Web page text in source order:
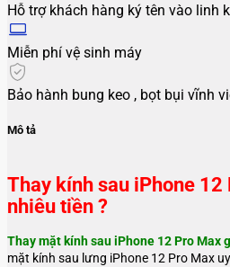
Hỗ trợ khách hàng ký tên vào linh
Miễn phí vệ sinh máy
Bảo hành bung keo , bọt bụi vĩnh
Mô tả
Thay kính sau iPhone 12
nhiêu tiền ?
Thay mặt kính sau iPhone 12 Pro Max
mặt kính sau lưng iPhone 12 Pro Max